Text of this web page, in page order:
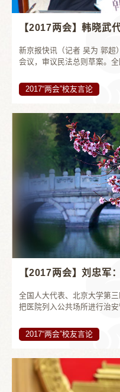
新京报快讯（记者 吴为 郭超
会议，审议民法总则草案。
草案。同时，民法总则应该考
2017“两会”校友言论
全国人大代表、北京大学第
把医院列入公共场所进行治
一旦出现了任何问题，可以在
2017“两会”校友言论